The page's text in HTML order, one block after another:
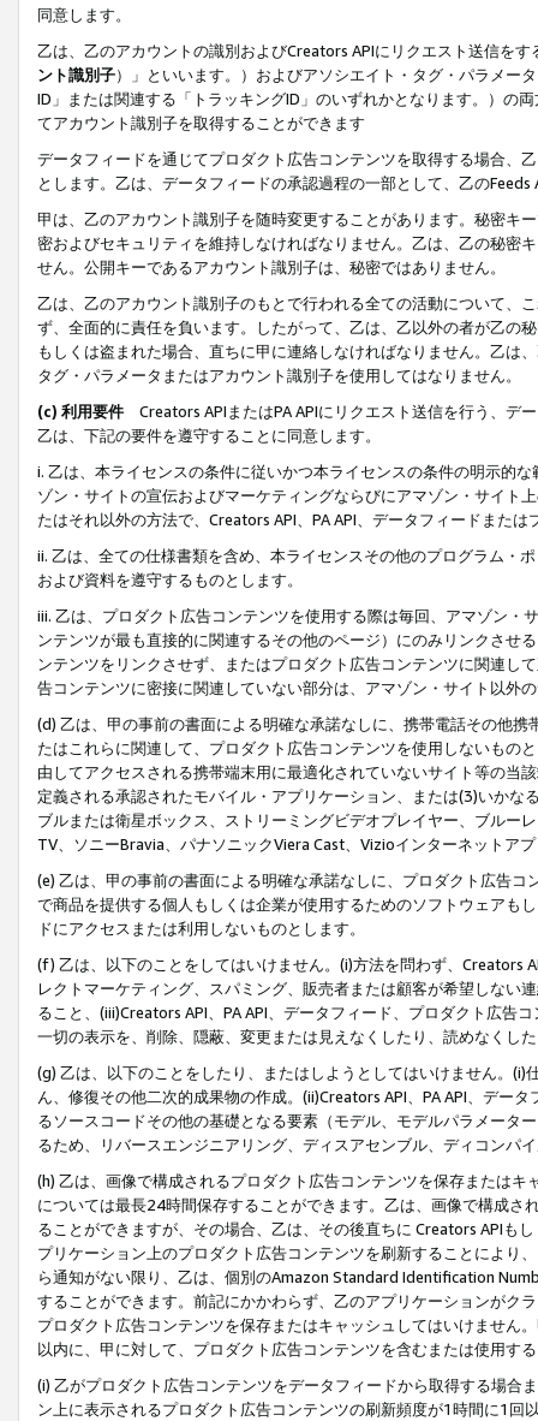
同意します。
乙は、乙のアカウントの識別およびCreators APIにリクエスト送信を
ント識別子）」といいます。）およびアソシエイト・タグ・パラメー
ID」または関連する「トラッキングID」のいずれかとなります。）の
てアカウント識別子を取得することができます
データフィードを通じてプロダクト広告コンテンツを取得する場合、
とします。乙は、データフィードの承認過程の一部として、乙の
甲は、乙のアカウント識別子を随時変更することがあります。秘密キ
密およびセキュリティを維持しなければなりません。乙は、乙の秘密
せん。公開キーであるアカウント識別子は、秘密ではありません。
乙は、乙のアカウント識別子のもとで行われる全ての活動について、
ず、全面的に責任を負います。したがって、乙は、乙以外の者が乙の
もしくは盗まれた場合、直ちに甲に連絡しなければなりません。乙は
タグ・パラメータまたはアカウント識別子を使用してはなりません。
(c) 利用要件 Creators APIまたはPA APIにリクエスト送信を行う、デ
乙は、下記の要件を遵守することに同意します。
i. 乙は、本ライセンスの条件に従いかつ本ライセンスの条件の明示的
ゾン・サイトの宣伝およびマーケティングならびにアマゾン・サイト
たはそれ以外の方法で、Creators API、PA API、データフィードまた
ii. 乙は、全ての仕様書類を含め、本ライセンスその他のプログラム・
および資料を遵守するものとします。
iii. 乙は、プロダクト広告コンテンツを使用する際は毎回、アマゾン
ンテンツが最も直接的に関連するその他のページ）にのみリンクさせ
ンテンツをリンクさせず、またはプロダクト広告コンテンツに関連し
告コンテンツに密接に関連していない部分は、アマゾン・サイト以外
(d) 乙は、甲の事前の書面による明確な承諾なしに、携帯電話その他
たはこれらに関連して、プロダクト広告コンテンツを使用しないもの
由してアクセスされる携帯端末用に最適化されていないサイト等の当
定義される承認されたモバイル・アプリケーション、または(3)いか
ブルまたは衛星ボックス、ストリーミングビデオプレイヤー、ブルー
TV、ソニーBravia、パナソニックViera Cast、Vizioインターネットア
(e) 乙は、甲の事前の書面による明確な承諾なしに、プロダクト広告
で商品を提供する個人もしくは企業が使用するためのソフトウェアも
ドにアクセスまたは利用しないものとします。
(f) 乙は、以下のことをしてはいけません。(i)方法を問わず、Creators
レクトマーケティング、スパミング、販売者または顧客が希望しない
ること、(iii)Creators API、PA API、データフィード、プロダクト広告
一切の表示を、削除、隠蔽、変更または見えなくしたり、読めなくし
(g) 乙は、以下のことをしたり、またはしようとしてはいけません。
ん、修復その他二次的成果物の作成。(ii)Creators API、PA API、デー
るソースコードその他の基礎となる要素（モデル、モデルパラメータ
るため、リバースエンジニアリング、ディスアセンブル、ディコンパ
(h) 乙は、画像で構成されるプロダクト広告コンテンツを保存または
については最長24時間保存することができます。乙は、画像で構成
ることができますが、その場合、乙は、その後直ちに Creators APIも
プリケーション上のプロダクト広告コンテンツを刷新することにより
ら通知がない限り、乙は、個別のAmazon Standard Identification
することができます。前記にかかわらず、乙のアプリケーションがク
プロダクト広告コンテンツを保存またはキャッシュしてはいけません
以内に、甲に対して、プロダクト広告コンテンツを含むまたは使用す
(i) 乙がプロダクト広告コンテンツをデータフィードから取得する場合
ン上に表示されるプロダクト広告コンテンツの刷新頻度が1時間に1